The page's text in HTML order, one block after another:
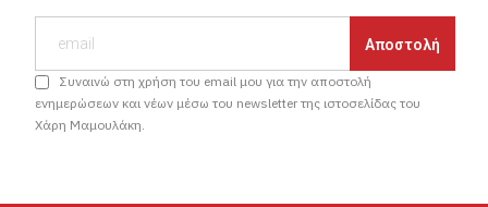
Συναινώ στη χρήση του email μου για την αποστολή
ενημερώσεων και νέων μέσω του newsletter της ιστοσελίδας του
Χάρη Μαμουλάκη.